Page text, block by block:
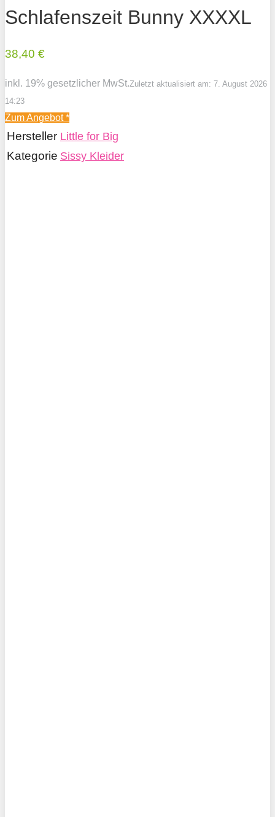
Schlafenszeit Bunny XXXXL
38,40 €
inkl. 19% gesetzlicher MwSt.Zuletzt aktualisiert am: 7. August 2026
14:23
Zum Angebot*
Hersteller Little for Big
Kategorie Sissy Kleider